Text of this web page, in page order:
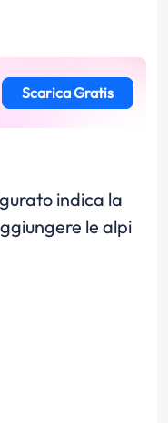
Scarica Gratis
indica la
le alpi